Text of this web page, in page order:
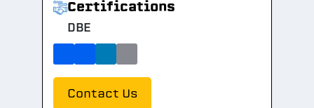
Certifications
DBE
Contact Us